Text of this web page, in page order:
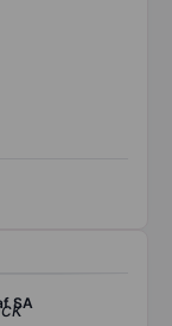
SA